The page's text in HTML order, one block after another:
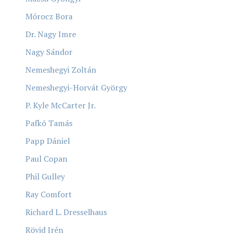
Mórocz Bora
Dr. Nagy Imre
Nagy Sándor
Nemeshegyi Zoltán
Nemeshegyi-Horvát György
P. Kyle McCarter Jr.
Pafkó Tamás
Papp Dániel
Paul Copan
Phil Gulley
Ray Comfort
Richard L. Dresselhaus
Rövid Irén